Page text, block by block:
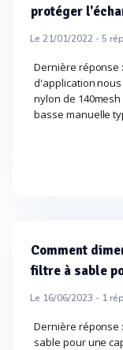
protéger
Le 21/01/2022 -5
Dernière réponse
d'application
nylon de
basse manuelle
Comment
filtre à sable
Le 16/06/2023 - 1
Dernière réponse
sable pour une